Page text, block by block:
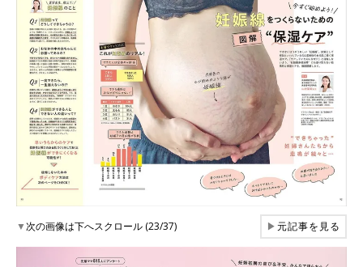
▼次の画像は下へスクロール (23/37) ▶元記事を見る